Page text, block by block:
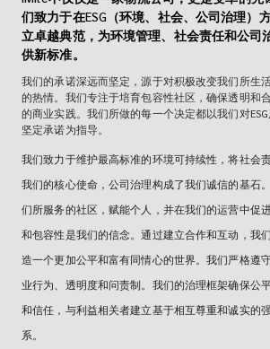
们致力于在ESG（环境、社会、公司治理）
立卓越典范，为环境管理、社会责任和公司
供新标准。
我们的承诺深远而坚定，源于对积极改变我们所生
的热情。我们专注于培育包容性社区，确保透明和
的商业实践。我们所做的每一个决定都以我们对
坚定承诺为指导。
我们致力于维护最高标准的环境可持续性，将社会
我们的核心使命，公司治理构成了我们诚信的基石
们所服务的社区，赋能个人，并在我们的运营中促
和包容性是我们的信念。通过建立合作和互动，我
造一个更加公平和富有同情心的世界。我们严格遵
业行为、透明度和问责制。我们的治理框架确保公
和信任，与利益相关者建立基于相互尊重和诚实的
系。